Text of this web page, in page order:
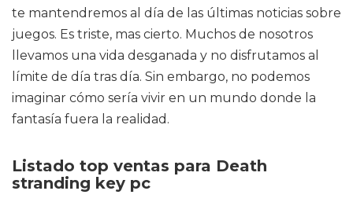
te mantendremos al día de las últimas noticias sobre
juegos. Es triste, mas cierto. Muchos de nosotros
llevamos una vida desganada y no disfrutamos al
límite de día tras día. Sin embargo, no podemos
imaginar cómo sería vivir en un mundo donde la
fantasía fuera la realidad.
Listado top ventas para Death
stranding key pc